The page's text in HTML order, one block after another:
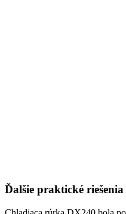
Ďalšie praktické riešenia